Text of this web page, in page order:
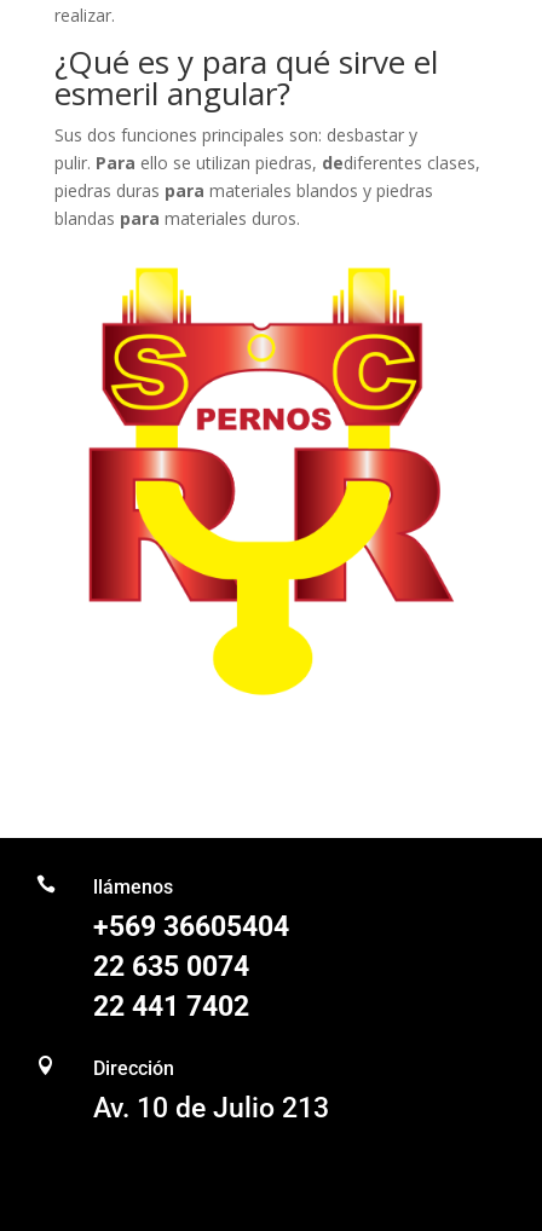
realizar.
¿Qué es y para qué sirve el
esmeril angular?
Sus dos funciones principales son: desbastar y
pulir. Para ello se utilizan piedras, dediferentes clases,
piedras duras para materiales blandos y piedras
blandas para materiales duros.
 llámenos
+569 36605404
22 635 0074
22 441 7402
 Dirección
Av. 10 de Julio 213